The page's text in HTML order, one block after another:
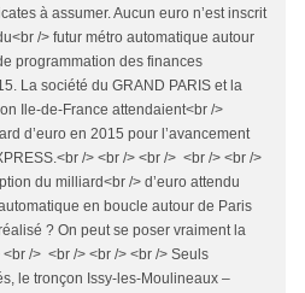
à assumer. Aucun euro n’est inscrit
/> futur métro automatique autour
programmation des finances
La société du GRAND PARIS et la
Ile-de-France attendaient<br />
d’euro en 2015 pour l’avancement
/> <br /> <br /> <br /> <br />
du milliard<br /> d’euro attendu
en boucle autour de Paris
? On peut se poser vraiment la
/> <br /> <br /> <br /> Seuls
le tronçon Issy-les-Moulineaux –